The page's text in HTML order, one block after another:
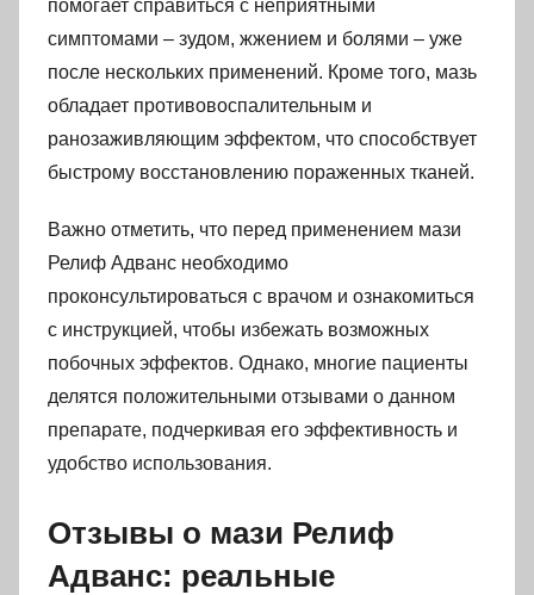
помогает справиться с неприятными
симптомами – зудом, жжением и болями – уже
после нескольких применений. Кроме того, мазь
обладает противовоспалительным и
ранозаживляющим эффектом, что способствует
быстрому восстановлению пораженных тканей.
Важно отметить, что перед применением мази
Релиф Адванс необходимо
проконсультироваться с врачом и ознакомиться
с инструкцией, чтобы избежать возможных
побочных эффектов. Однако, многие пациенты
делятся положительными отзывами о данном
препарате, подчеркивая его эффективность и
удобство использования.
Отзывы о мази Релиф
Адванс: реальные